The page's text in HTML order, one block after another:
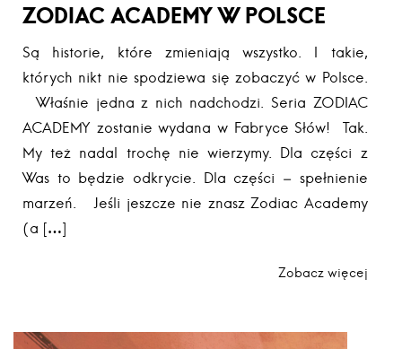
ZODIAC ACADEMY W POLSCE
Są historie, które zmieniają wszystko. I takie,
których nikt nie spodziewa się zobaczyć w Polsce.
Właśnie jedna z nich nadchodzi. Seria ZODIAC
ACADEMY zostanie wydana w Fabryce Słów! Tak.
My też nadal trochę nie wierzymy. Dla części z
Was to będzie odkrycie. Dla części – spełnienie
marzeń. Jeśli jeszcze nie znasz Zodiac Academy
(a […]
Zobacz więcej